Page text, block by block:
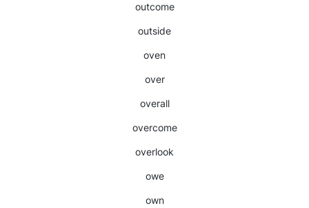
outcome
outside
oven
over
overall
overcome
overlook
owe
own